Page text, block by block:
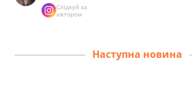
Слідкуй за
автором
Наступна новина